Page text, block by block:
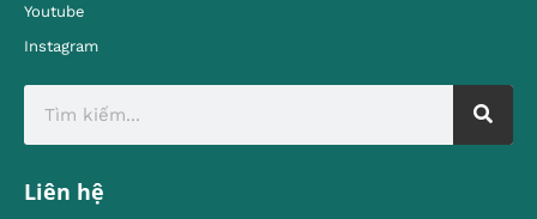
Youtube
Instagram
Liên hệ